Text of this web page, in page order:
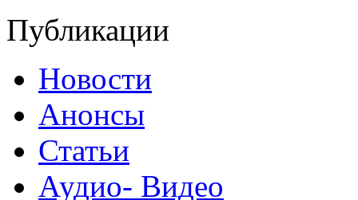
Публикации
Новости
Анонсы
Статьи
Аудио- Видео